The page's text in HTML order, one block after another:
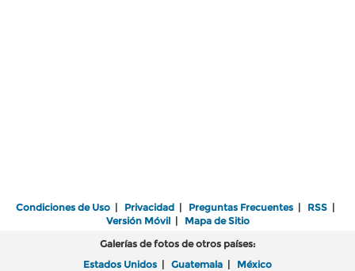
Condiciones de Uso | Privacidad | Preguntas Frecuentes | RSS |
Versión Móvil| Mapa de Sitio
Galerías de fotos de otros países:
Estados Unidos | Guatemala | México